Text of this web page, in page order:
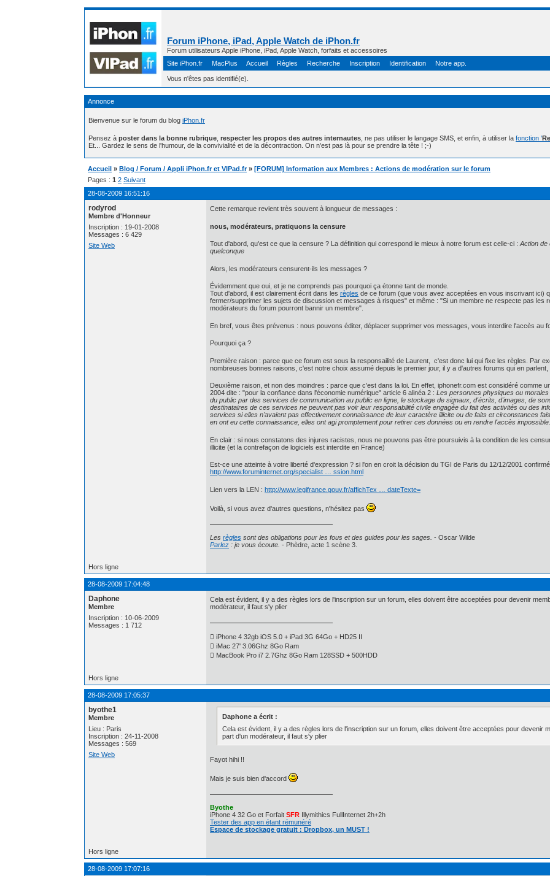
Forum iPhone, iPad, Apple Watch de iPhon.fr
Forum utilisateurs Apple iPhone, iPad, Apple Watch, forfaits et accessoires
Site iPhon.fr
MacPlus Accueil Règles Recherche Inscription Identification Notre app.
Vous n'êtes pas identifié(e).
Annonce
Bienvenue sur le forum du blog iPhon.fr
Pensez à poster dans la bonne rubrique respecter les propos des autres internautes , ne pas utiliser le langage SMS, et enfin, à utiliser la fonction '
Et... Gardez le sens de l'humour, de la convivialité et de la décontraction. On n'est pas là pour se prendre la tête ! ;-)
Accueil » Blog / Forum / Appli iPhon.fr et VIPad.fr » [FORUM] Information aux Membres : Actions de modération sur le forum
Pages : 1 2 Suivant
28-08-2009 16:51:16
rodyrod
Membre d'Honneur
Inscription : 19-01-2008
Messages : 6 429
Site Web
Cette remarque revient très souvent à longueur de messages :
nous, modérateurs, pratiquons la censure
Tout d'abord, qu'est ce que la censure ? La définition qui correspond le mieux à notre forum est celle-ci : Action de
quelconque
Alors, les modérateurs censurent-ils les messages ?
Évidemment que oui, et je ne comprends pas pourquoi ça étonne tant de monde.
Tout d'abord, il est clairement écrit dans les règles de ce forum (que vous avez acceptées en vous inscrivant ici)
fermer/supprimer les sujets de discussion et messages à risques" et même : "Si un membre ne respecte pas les
modérateurs du forum pourront bannir un membre".
En bref, vous êtes prévenus : nous pouvons éditer, déplacer supprimer vos messages, vous interdire l'accès au
Pourquoi ça ?
Première raison : parce que ce forum est sous la responsailité de Laurent, c'est donc lui qui fixe les règles. Par
nombreuses bonnes raisons, c'est notre choix assumé depuis le premier jour, il y a d'autres forums qui en parlent,
Deuxième raison, et non des moindres : parce que c'est dans la loi. En effet, iphonefr.com est considéré comme
2004 dite : "pour la confiance dans l'économie numérique" article 6 alinéa 2 : Les personnes physiques ou
du public par des services de communication au public en ligne, le stockage de signaux, d'écrits, d'images, de
destinataires de ces services ne peuvent pas voir leur responsabilité civile engagée du fait des activités ou des
services si elles n'avaient pas effectivement connaissance de leur caractère illicite ou de faits et circonstances
en ont eu cette connaissance, elles ont agi promptement pour retirer ces données ou en rendre l'accès impossible.
En clair : si nous constatons des injures racistes, nous ne pouvons pas être poursuivis à la condition de les
illicite (et la contrefaçon de logiciels est interdite en France)
Est-ce une atteinte à votre liberté d'expression ? si l'on en croit la décision du TGI de Paris du 12/12/2001
http://www.foruminternet.org/specialist … ssion.html
Lien vers la LEN : http://www.legifrance.gouv.fr/affichTex … dateTexte=
Voilà, si vous avez d'autres questions, n'hésitez pas
Les règles sont des obligations pour les fous et des guides pour les sages. - Oscar Wilde
Parlez : je vous écoute. - Phèdre, acte 1 scène 3.
Hors ligne
28-08-2009 17:04:48
Daphone
Membre
Inscription : 10-06-2009
Messages : 1 712
Cela est évident, il y a des règles lors de l'inscription sur un forum, elles doivent être acceptées pour devenir
modérateur, il faut s'y plier
 iPhone 4 32gb iOS 5.0 + iPad 3G 64Go + HD25 II
 iMac 27' 3.06Ghz 8Go Ram
 MacBook Pro i7 2.7Ghz 8Go Ram 128SSD + 500HDD
Hors ligne
28-08-2009 17:05:37
byothe1
Membre
Lieu : Paris
Inscription : 24-11-2008
Messages : 569
Site Web
Daphone a écrit :
Cela est évident, il y a des règles lors de l'inscription sur un forum, elles doivent être acceptées pour devenir
part d'un modérateur, il faut s'y plier
Fayot hihi !!
Mais je suis bien d'accord
Byothe
iPhone 4 32 Go et Forfait SFR Illymithics FullInternet 2h+2h
Tester des app en étant rémunéré
Espace de stockage gratuit : Dropbox, un MUST !
Hors ligne
28-08-2009 17:07:16